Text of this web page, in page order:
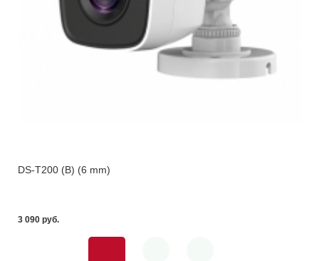
DS-T200 (B) (6 mm)
3 090 pуб.